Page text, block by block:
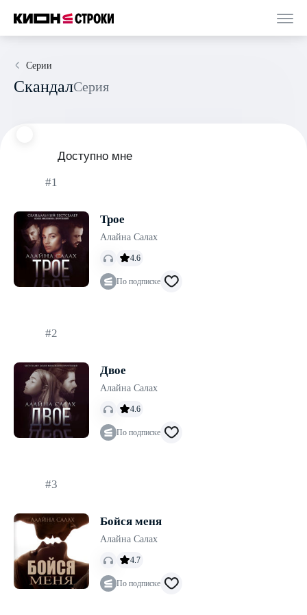
Серии
Скандал Серия
Доступно мне
#1
Трое
Алайна Салах
4.6
По подписке
#2
Двое
Алайна Салах
4.6
По подписке
#3
Бойся меня
Алайна Салах
4.7
По подписке